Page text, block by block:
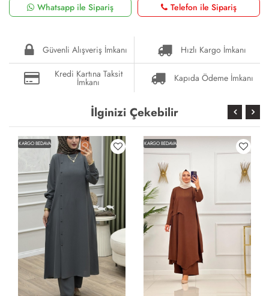
Whatsapp ile Sipariş
Telefon ile Sipariş
Güvenli Alışveriş İmkanı
Hızlı Kargo İmkanı
Kredi Kartına Taksit
İmkanı Kapıda Ödeme İmkanı
İlginizi Çekebilir
KARGO BEDAVA KARGO BEDAVA